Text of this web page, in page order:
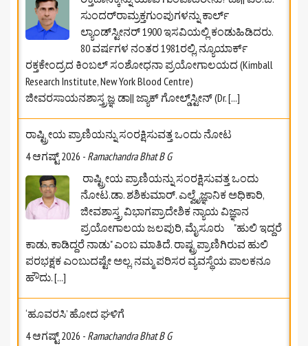
ಸುಂದರ್‌ರಾಮ್ರಕ್ತಗುಂಪುಗಳನ್ನು ಕಾರ್ಲ್
ಲ್ಯಾಂಡ್‌ಸ್ಟೀನರ್ 1900 ಇಸವಿಯಲ್ಲಿ ಕಂಡುಹಿಡಿದರು.
80 ವರ್ಷಗಳ ನಂತರ 1981ರಲ್ಲಿ, ನ್ಯೂಯಾರ್ಕ್
ರಕ್ತಕೇಂದ್ರದ ಕಿಂಬಲ್ ಸಂಶೋಧನಾ ಪ್ರಯೋಗಾಲಯದ (Kimball
Research Institute, New York Blood Centre)
ಜೀವರಸಾಯನಶಾಸ್ತ್ರಜ್ಞ ಡಾ|| ಜ್ಯಾಕ್ ಗೋಲ್ಡ್‌ಸ್ಟೀನ್ (Dr.[...]
ರಾಷ್ಟ್ರೀಯ ಪ್ರಾಣಿಯನ್ನು ಸಂರಕ್ಷಿಸುವತ್ತ ಒಂದು ನೋಟ
4 ಆಗಷ್ಟ್ 2026 - Ramachandra Bhat B G
ರಾಷ್ಟ್ರೀಯ ಪ್ರಾಣಿಯನ್ನು ಸಂರಕ್ಷಿಸುವತ್ತ ಒಂದು
ನೋಟ.ಡಾ. ಶಶಿಕುಮಾರ್. ಎಲ್ವೈಜ್ಞಾನಿಕ ಅಧಿಕಾರಿ,
ಜೀವಶಾಸ್ತ್ರ ವಿಭಾಗಪ್ರಾದೇಶಿಕ ನ್ಯಾಯ ವಿಜ್ಞಾನ
ಪ್ರಯೋಗಾಲಯ ಜಲಪುರಿ, ಮೈಸೂರು "ಹುಲಿ ಇದ್ದರೆ
ಕಾಡು, ಕಾಡಿದ್ದರೆ ನಾಡು" ಎಂಬ ಮಾತಿದೆ. ರಾಷ್ಟ್ರಪ್ರಾಣಿಗಿರುವ ಹುಲಿ
ಪರಭಕ್ಷಕ ಎಂಬುದಷ್ಟೇ ಅಲ್ಲ. ನಮ್ಮ ಪರಿಸರ ವ್ಯವಸ್ಥೆಯ ಪಾಲಕನೂ
ಹೌದು.[...]
‘ಹೂವರಸಿ’ ಹೋದ ಘಳಿಗೆ
4 ಆಗಷ್ಟ್ 2026 - Ramachandra Bhat B G